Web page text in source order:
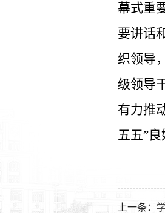
幕式重
要讲话
织领导
级领导
有力推
五五”
上一条：